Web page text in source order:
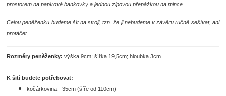
prostorem na papírové bankovky a jednou zipovou přepážkou na mince.
Celou peněženku budeme šít na stroji, tzn. že ji nebudeme v závěru ručně sešívat, ani
protáčet.
Rozměry peněženky:výška 9cm; šířka 19,5cm; hloubka 3cm
K šití budete potřebovat:
kočárkovina - 35cm (šíře od 110cm)